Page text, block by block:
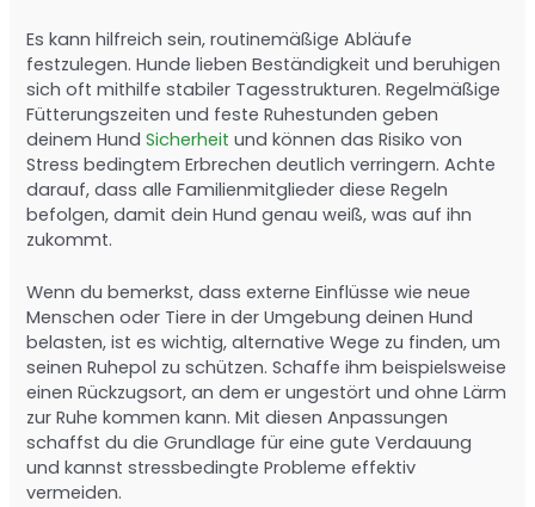
Es kann hilfreich sein, routinemäßige Abläufe
festzulegen. Hunde lieben Beständigkeit und beruhigen
sich oft mithilfe stabiler Tagesstrukturen. Regelmäßige
Fütterungszeiten und feste Ruhestunden geben
deinem HundSicherheit und können das Risiko von
Stress bedingtem Erbrechen deutlich verringern. Achte
darauf, dass alle Familienmitglieder diese Regeln
befolgen, damit dein Hund genau weiß, was auf ihn
zukommt.
Wenn du bemerkst, dass externe Einflüsse wie neue
Menschen oder Tiere in der Umgebung deinen Hund
belasten, ist es wichtig, alternative Wege zu finden, um
seinen Ruhepol zu schützen. Schaffe ihm beispielsweise
einen Rückzugsort, an dem er ungestört und ohne Lärm
zur Ruhe kommen kann. Mit diesen Anpassungen
schaffst du die Grundlage für eine gute Verdauung
und kannst stressbedingte Probleme effektiv
vermeiden.